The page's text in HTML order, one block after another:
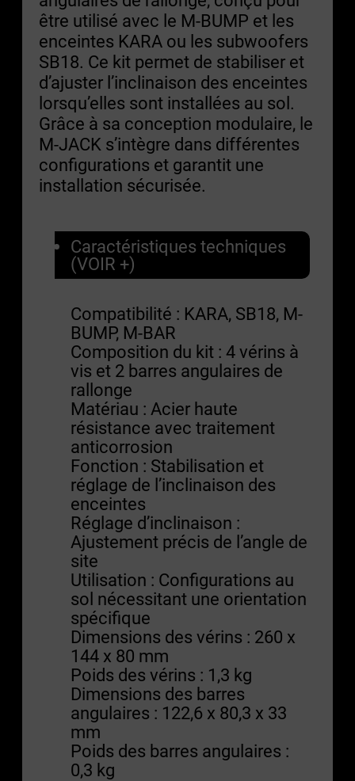
être utilisé avec le M-BUMP et les
enceintes KARA ou les subwoofers
SB18. Ce kit permet de stabiliser et
d’ajuster l’inclinaison des enceintes
lorsqu’elles sont installées au sol.
Grâce à sa conception modulaire, le
M-JACK s’intègre dans différentes
configurations et garantit une
installation sécurisée.
Caractéristiques techniques
(VOIR +)
Compatibilité : KARA, SB18, M-
BUMP, M-BAR
Composition du kit : 4 vérins à
vis et 2 barres angulaires de
rallonge
Matériau : Acier haute
résistance avec traitement
anticorrosion
Fonction : Stabilisation et
réglage de l’inclinaison des
enceintes
Réglage d’inclinaison :
Ajustement précis de l’angle de
site
Utilisation : Configurations au
sol nécessitant une orientation
spécifique
Dimensions des vérins : 260 x
144 x 80 mm
Poids des vérins : 1,3 kg
Dimensions des barres
angulaires : 122,6 x 80,3 x 33
mm
Poids des barres angulaires :
0,3 kg